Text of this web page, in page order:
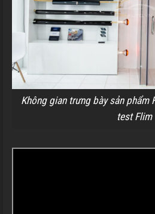
Không gian trưng bày sản phẩm
test Flim